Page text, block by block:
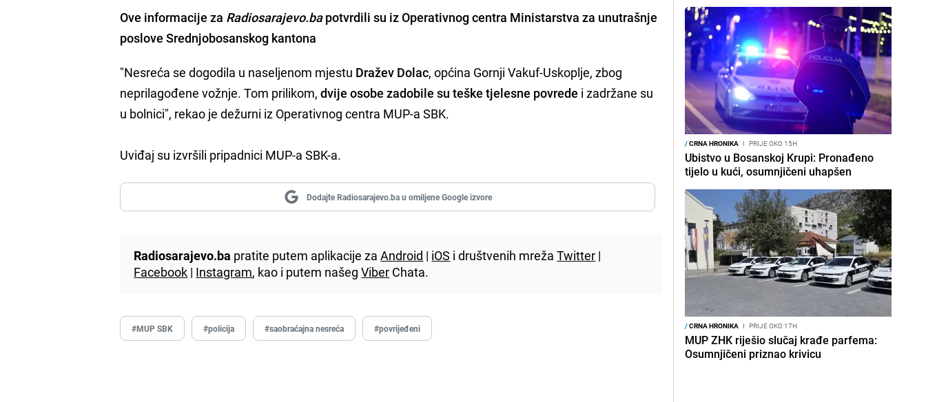
Ove informacije za Radiosarajevo.bapotvrdili su iz Operativnog centra Ministarstva za unutrašnje
poslove Srednjobosanskog kantona
"Nesreća se dogodila u naseljenom mjestu Dražev Dolac, općina Gornji Vakuf-Uskoplje, zbog
neprilagođene vožnje. Tom prilikom,dvije osobe zadobile su teške tjelesne povrede i zadržane su
u bolnici", rekao je dežurni iz Operativnog centra MUP-a SBK.
Uviđaj su izvršili pripadnici MUP-a SBK-a.
Dodajte Radiosarajevo.ba u omiljene Google izvore
Radiosarajevo.ba pratite putem aplikacije zaAndroid | iOS i društvenih mrežaTwitter |
Facebook | Instagram, kao i putem našegViber Chata.
#MUP SBK #policija #saobraćajna nesreća #povrijeđeni
/CRNA HRONIKA I PRIJE OKO 15H
Ubistvo u Bosanskoj Krupi: Pronađeno
tijelo u kući, osumnjičeni uhapšen
/CRNA HRONIKA I PRIJE OKO 17H
MUP ZHK riješio slučaj krađe parfema:
Osumnjičeni priznao krivicu